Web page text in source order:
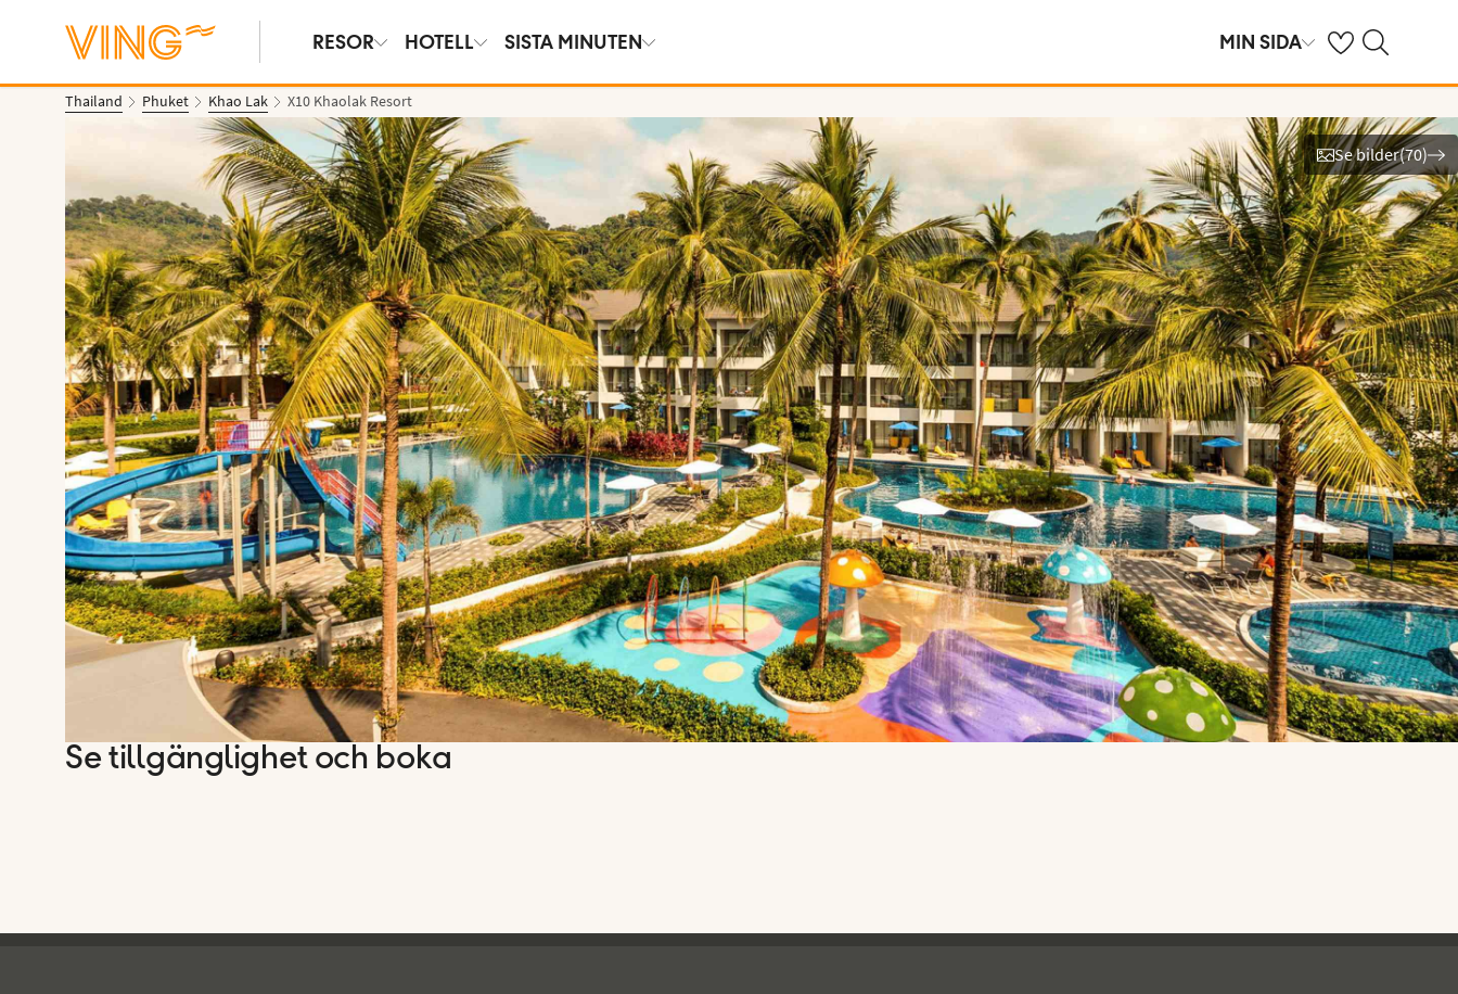
RESOR HOTELL SISTA MINUTEN MIN SIDA Se dina sparade
Sök på ving.se
Thailand Phuket Khao Lak X10 Khaolak Resort
Se bilder
Se bilder(70)
Se tillgänglighet och boka